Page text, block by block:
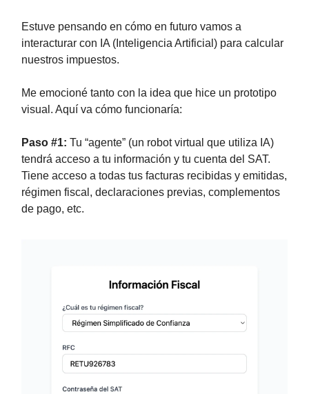
Estuve pensando en cómo en futuro vamos a
interacturar con IA (Inteligencia Artificial) para calcular
nuestros impuestos.
Me emocioné tanto con la idea que hice un prototipo
visual. Aquí va cómo funcionaría:
Paso #1: Tu “agente” (un robot virtual que utiliza IA)
tendrá acceso a tu información y tu cuenta del SAT.
Tiene acceso a todas tus facturas recibidas y emitidas,
régimen fiscal, declaraciones previas, complementos
de pago, etc.